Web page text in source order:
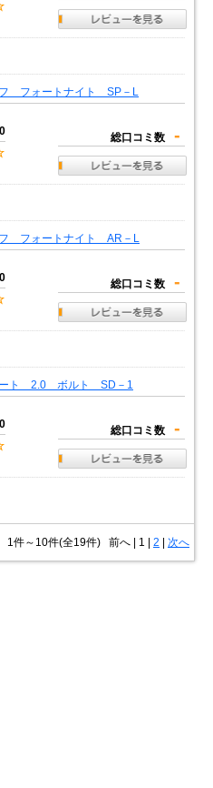
フォートナイト SP－L
総口コミ数 -
フォートナイト AR－L
総口コミ数 -
ト 2.0 ボルト SD－1
総口コミ数 -
1件～10件(全19件) 前へ 1 | 2 次へ